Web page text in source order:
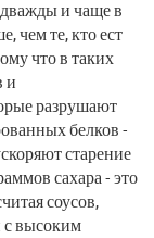
и чаще в
чем те, кто ест
что в таких
и
разрушают
белков -
старение
сахара - это
соусов,
с высоким